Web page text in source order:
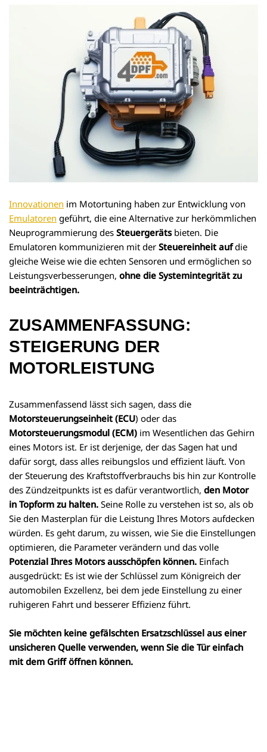
Innovationen im Motortuning haben zur Entwicklung von
Emulatoren geführt, die eine Alternative zur herkömmlichen
Neuprogrammierung des Steuergeräts bieten. Die
Emulatoren kommunizieren mit der Steuereinheit aufdie
gleiche Weise wie die echten Sensoren und ermöglichen so
Leistungsverbesserungen, ohne die Systemintegrität zu
beeinträchtigen.
ZUSAMMENFASSUNG:
STEIGERUNG DER
MOTORLEISTUNG
Zusammenfassend lässt sich sagen, dass die
Motorsteuerungseinheit (ECU) oder das
Motorsteuerungsmodul (ECM) im Wesentlichen das Gehirn
eines Motors ist. Er ist derjenige, der das Sagen hat und
dafür sorgt, dass alles reibungslos und effizient läuft. Von
der Steuerung des Kraftstoffverbrauchs bis hin zur Kontrolle
des Zündzeitpunkts ist es dafür verantwortlich, den Motor
in Topform zu halten. Seine Rolle zu verstehen ist so, als ob
Sie den Masterplan für die Leistung Ihres Motors aufdecken
würden. Es geht darum, zu wissen, wie Sie die Einstellungen
optimieren, die Parameter verändern und das volle
Potenzial Ihres Motors ausschöpfen können. Einfach
ausgedrückt: Es ist wie der Schlüssel zum Königreich der
automobilen Exzellenz, bei dem jede Einstellung zu einer
ruhigeren Fahrt und besserer Effizienz führt.
Sie möchten keine gefälschten Ersatzschlüssel aus einer
unsicheren Quelle verwenden, wenn Sie die Tür einfach
mit dem Griff öffnen können.